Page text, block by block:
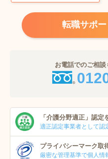
転職サポ
お電話でのご相
「介護分野適正」 認定
適正認定事業者として認
プライバシーマーク取
厳密な管理基準で個人情